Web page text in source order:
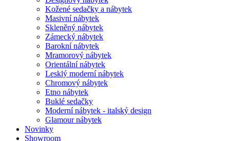
Kožené sedačky a nábytek
Masivní nábytek
Skleněný nábytek
Zámecký nábytek
Barokní nábytek
Mramorový nábytek
Orientální nábytek
Lesklý moderní nábytek
Chromový nábytek
Etno nábytek
Buklé sedačky
Moderní nábytek - italský design
Glamour nábytek
Novinky
Showroom